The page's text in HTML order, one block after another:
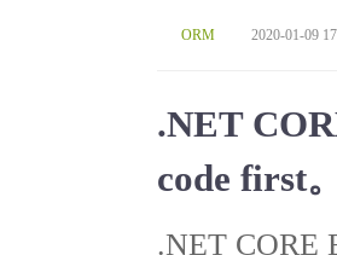
ORM 2020-01-09
.NET
code first
.NET CORE